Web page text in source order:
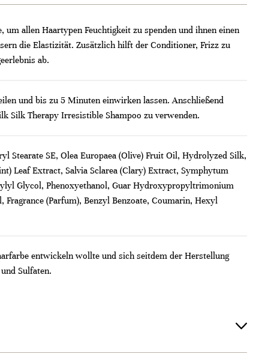
allen Haartypen Feuchtigkeit zu spenden und ihnen einen
die Elastizität. Zusätzlich hilft der Conditioner, Frizz zu
ab.
und bis zu 5 Minuten einwirken lassen. Anschließend
Silk Therapy Irresistible Shampoo zu verwenden.
SE, Olea Europaea (Olive) Fruit Oil, Hydrolyzed Silk,
Leaf Extract, Salvia Sclarea (Clary) Extract, Symphytum
Glycol, Phenoxyethanol, Guar Hydroxypropyltrimonium
(Parfum), Benzyl Benzoate, Coumarin, Hexyl
entwickeln wollte und sich seitdem der Herstellung
Sulfaten.